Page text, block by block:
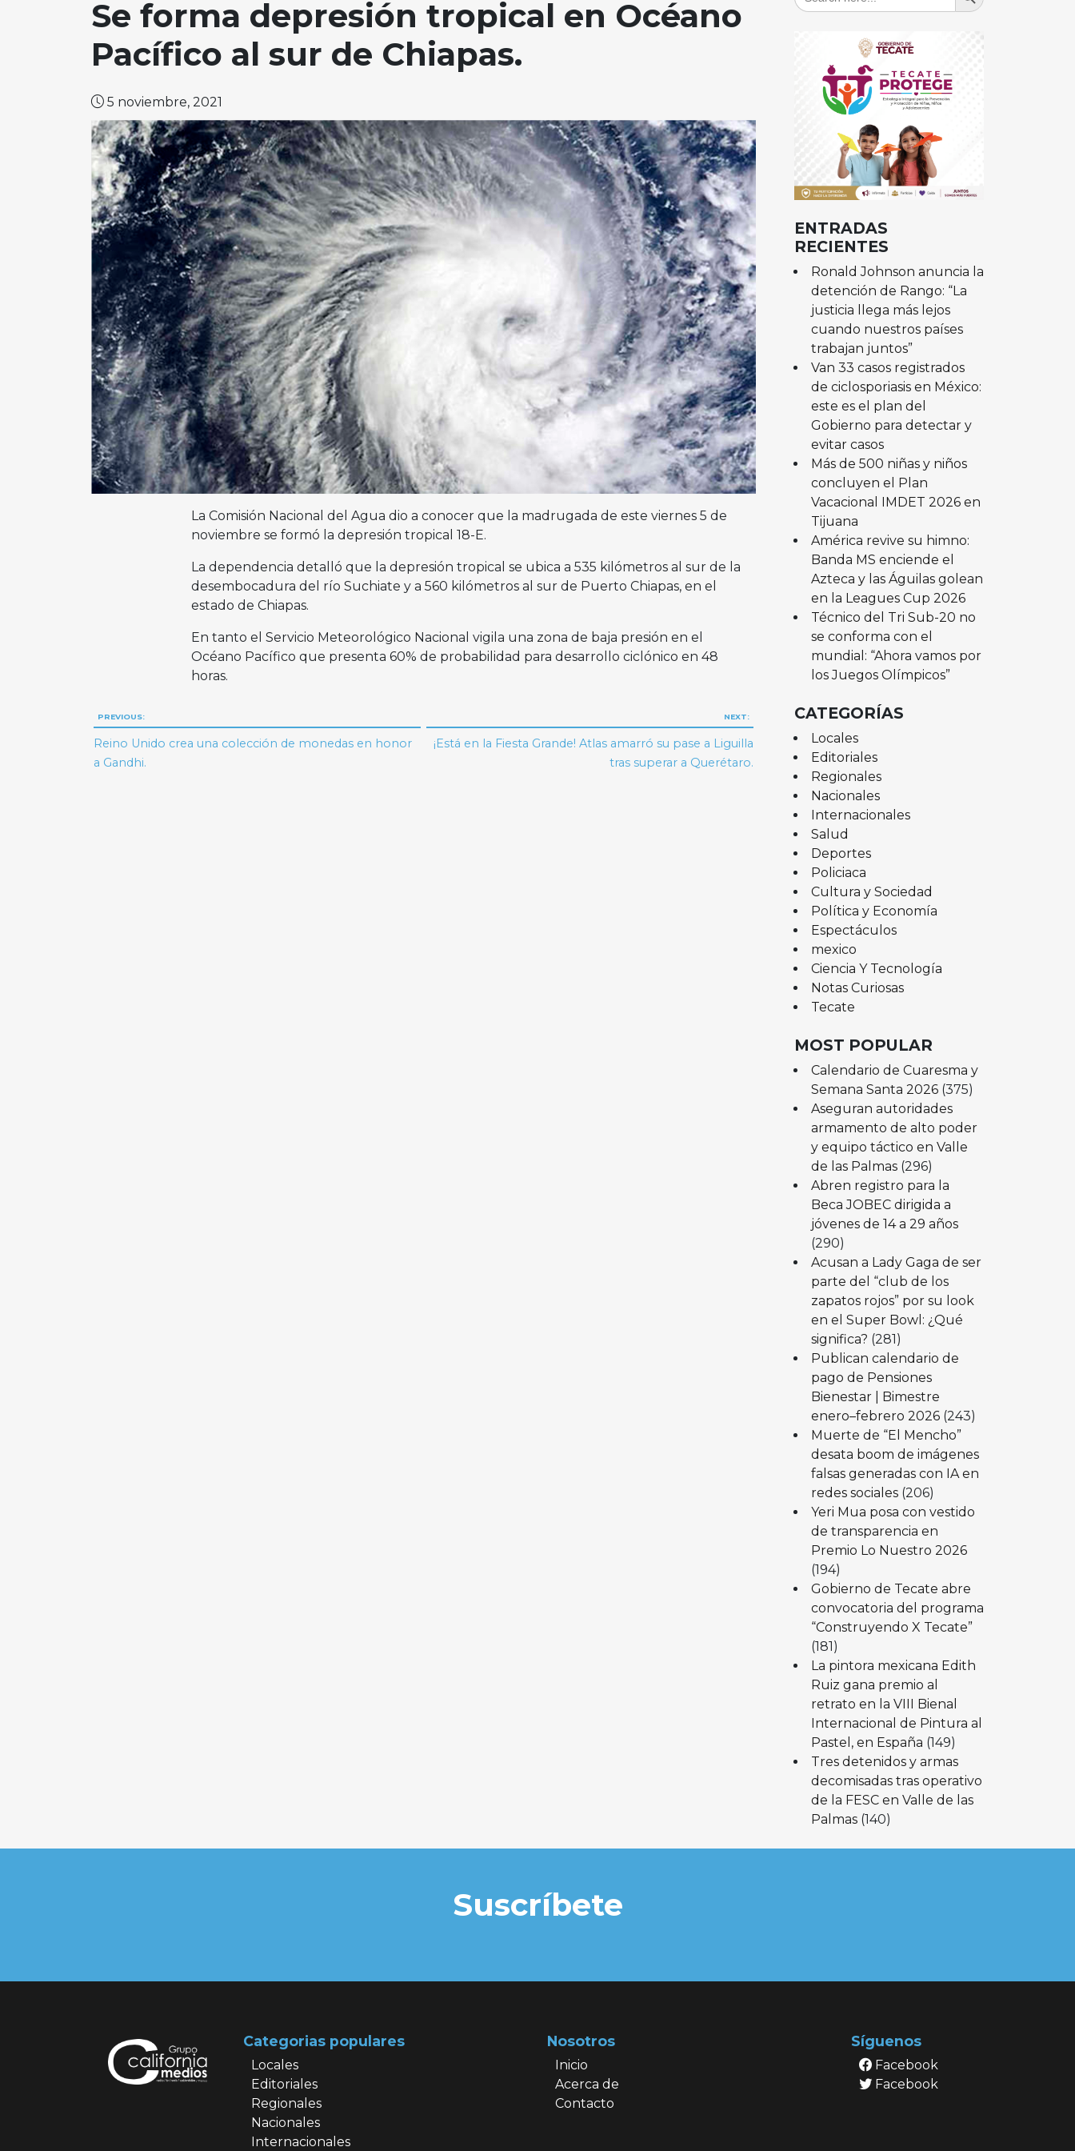
Se forma depresión tropical en Océano
Pacífico al sur de Chiapas.
5 noviembre, 2021
La Comisión Nacional del Agua dio a conocer que la madrugada de este viernes 5 de
noviembre se formó la depresión tropical 18-E.
La dependencia detalló que la depresión tropical se ubica a 535 kilómetros al sur de la
desembocadura del río Suchiate y a 560 kilómetros al sur de Puerto Chiapas, en el
estado de Chiapas.
En tanto el Servicio Meteorológico Nacional vigila una zona de baja presión en el
Océano Pacífico que presenta 60% de probabilidad para desarrollo ciclónico en 48
horas.
Navegación
de
PREVIOUS:
Reino Unido crea una colección de monedas en honor
a Gandhi.
NEXT:
¡Está en la Fiesta Grande! Atlas amarró su pase a Liguilla
tras superar a Querétaro.
ENTRADAS
RECIENTES
Ronald Johnson anuncia la
detención de Rango: “La
justicia llega más lejos
cuando nuestros países
trabajan juntos”
Van 33 casos registrados
de ciclosporiasis en México:
este es el plan del
Gobierno para detectar y
evitar casos
Más de 500 niñas y niños
concluyen el Plan
Vacacional IMDET 2026 en
Tijuana
América revive su himno:
Banda MS enciende el
Azteca y las Águilas golean
en la Leagues Cup 2026
Técnico del Tri Sub-20 no
se conforma con el
mundial: “Ahora vamos por
los Juegos Olímpicos”
CATEGORÍAS
Locales
Editoriales
Regionales
Nacionales
Internacionales
Salud
Deportes
Policiaca
Cultura y Sociedad
Política y Economía
Espectáculos
mexico
Ciencia Y Tecnología
Notas Curiosas
Tecate
MOST POPULAR
Calendario de Cuaresma y
Semana Santa 2026 (375)
Aseguran autoridades
armamento de alto poder
y equipo táctico en Valle
de las Palmas (296)
Abren registro para la
Beca JOBEC dirigida a
jóvenes de 14 a 29 años
(290)
Acusan a Lady Gaga de ser
parte del “club de los
zapatos rojos” por su look
en el Super Bowl: ¿Qué
significa? (281)
Publican calendario de
pago de Pensiones
Bienestar | Bimestre
enero–febrero 2026 (243)
Muerte de “El Mencho”
desata boom de imágenes
falsas generadas con IA en
redes sociales (206)
Yeri Mua posa con vestido
de transparencia en
Premio Lo Nuestro 2026
(194)
Gobierno de Tecate abre
convocatoria del programa
“Construyendo X Tecate”
(181)
La pintora mexicana Edith
Ruiz gana premio al
retrato en la VIII Bienal
Internacional de Pintura al
Pastel, en España (149)
Tres detenidos y armas
decomisadas tras operativo
de la FESC en Valle de las
Palmas (140)
Suscríbete
Categorias populares
Locales
Editoriales
Regionales
Nacionales
Internacionales
Nosotros
Inicio
Acerca de
Contacto
Síguenos
Facebook
Facebook